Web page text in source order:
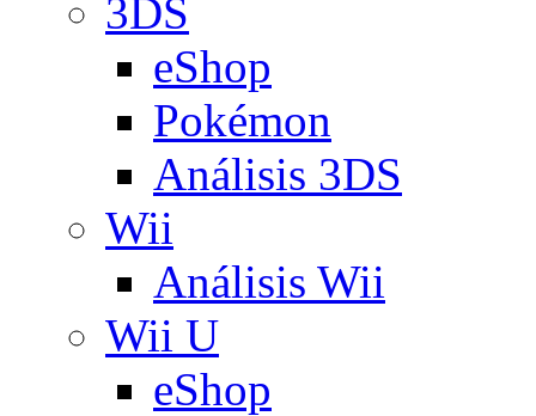
3DS
eShop
Pokémon
Análisis 3DS
Wii
Análisis Wii
Wii U
eShop